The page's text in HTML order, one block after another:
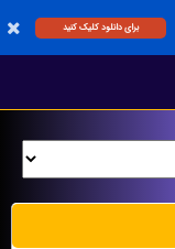
برای دانلود کلیک کنید